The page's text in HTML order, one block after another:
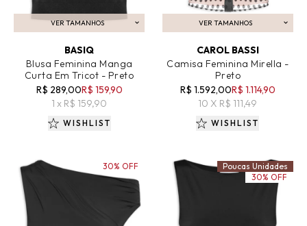
VER TAMANHOS
ADICIONAR AO CARRINHO
BASIQ
Blusa Feminina Manga
Curta Em Tricot - Preto
R$ 289,00R$ 159,90
1 x R$ 159,90
WISHLIST
VER TAMANHOS
ADICIONAR AO CARRINHO
CAROL BASSI
Camisa Feminina Mirella -
Preto
R$ 1.592,00R$ 1.114,90
10 X R$ 111,49
WISHLIST
30% OFF
Poucas Unidades
30% OFF